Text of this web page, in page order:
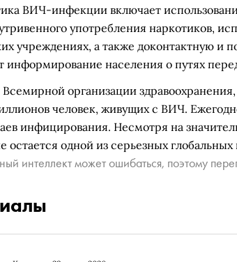
ВИЧ-инфекции включает
употребления наркотиков,
учреждениях, а также доконтактную и
информирование населения о путях
организации
человек, живущих с ВИЧ.
инфицирования. Несмотря на
остается одной из серьезных
интеллект может ошибаться, поэтому